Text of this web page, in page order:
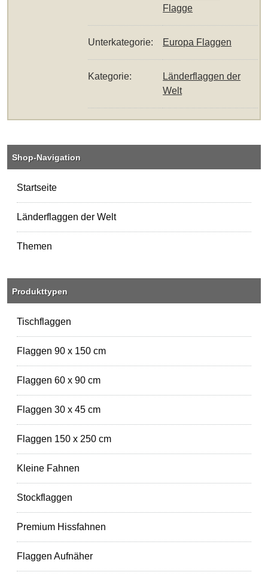
Flagge
Unterkategorie: Europa Flaggen
Kategorie:
Länderflaggen der
Welt
Shop-Navigation
Startseite
Länderflaggen der Welt
Themen
Produkttypen
Tischflaggen
Flaggen 90 x 150 cm
Flaggen 60 x 90 cm
Flaggen 30 x 45 cm
Flaggen 150 x 250 cm
Kleine Fahnen
Stockflaggen
Premium Hissfahnen
Flaggen Aufnäher